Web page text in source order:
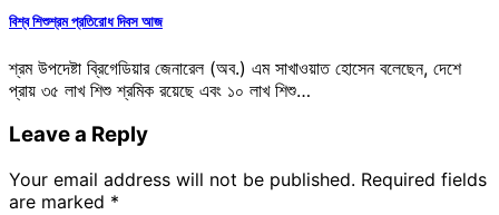
বিশ্ব শিশুশ্রম প্রতিরোধ দিবস আজ
শ্রম উপদেষ্টা ব্রিগেডিয়ার জেনারেল (অব.) এম সাখাওয়াত হোসেন বলেছেন, দেশে
প্রায় ৩৫ লাখ শিশু শ্রমিক রয়েছে এবং ১০ লাখ শিশু…
Leave a Reply
Your email address will not be published. Required fields
are marked *